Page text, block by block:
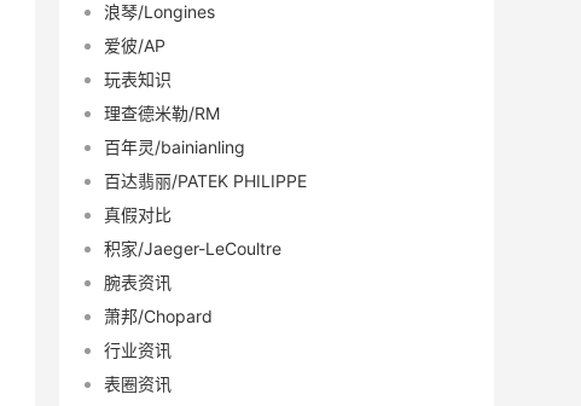
浪琴/Longines
爱彼/AP
玩表知识
理查德米勒/RM
百年灵/bainianling
百达翡丽/PATEK PHILIPPE
真假对比
积家/Jaeger-LeCoultre
腕表资讯
萧邦/Chopard
行业资讯
表圈资讯